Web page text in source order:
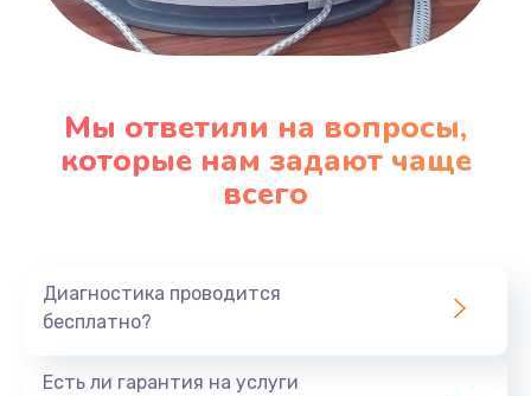
Мы ответили на вопросы,
которые нам задают чаще
всего
Диагностика проводится
бесплатно?
Есть ли гарантия на услуги